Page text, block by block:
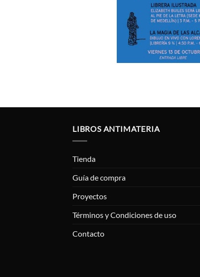
LIBROS ANTIMATERIA
Tienda
Guía de compra
Proyectos
Términos y Condiciones de uso
Contacto